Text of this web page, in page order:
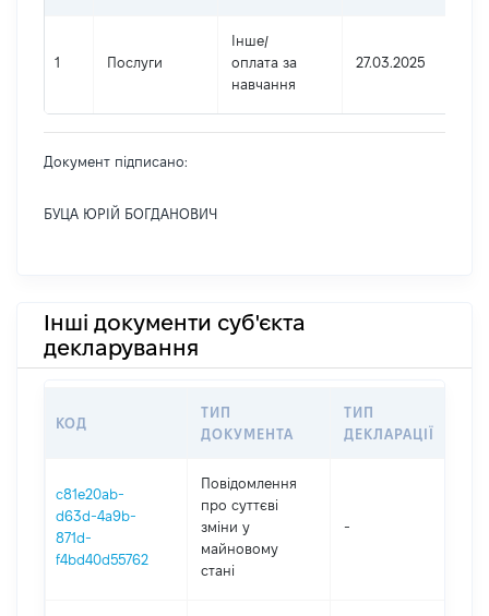
1 Послуги
Інше/
оплата за
навчання
27.03.2025
Документ підписано:
БУЦА ЮРІЙ БОГДАНОВИЧ
Інші документи суб'єкта
декларування
КОД
ТИП
ДОКУМЕНТА
ТИП
ДЕКЛАРАЦІЇ
c81e20ab-
d63d-4a9b-
871d-
f4bd40d55762
Повідомлення
про суттєві
зміни y
майновому
стані
-